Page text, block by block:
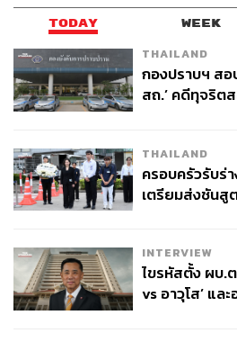
TAGS: กองทัพเรือ
ขบวนพยุหยาตราทางชลมารค
TODAY WEEK
THAILAND
กองปราบฯ สอ
สถ.’ คดีทุจริต
THAILAND
ครอบครัวรับร่
เตรียมส่งชันสู
INTERVIEW
ไขรหัสตั้ง ผบ.
vs อาวุโส’ แล